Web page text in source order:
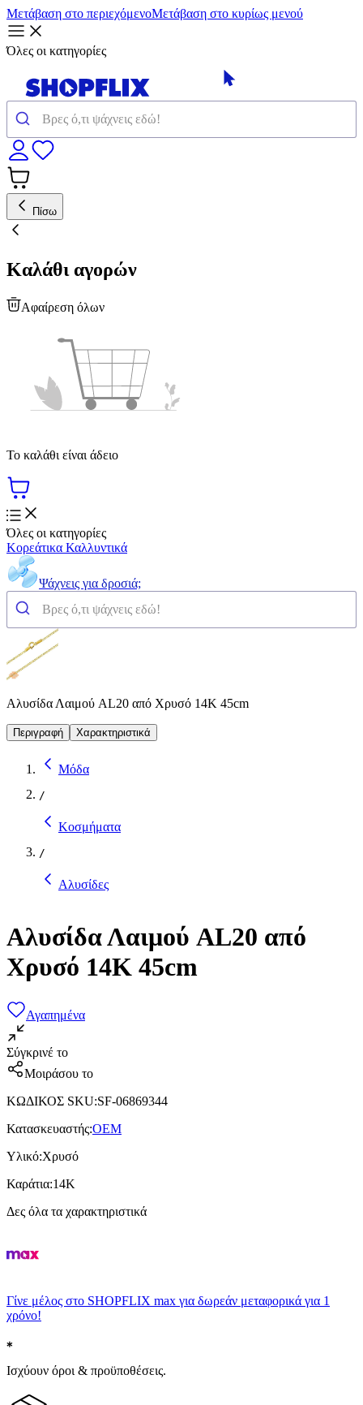
Μετάβαση στο περιεχόμενοΜετάβαση στο κυρίως μενού
Όλες οι κατηγορίες
Πίσω
Καλάθι αγορών
Αφαίρεση όλων
Το καλάθι είναι άδειο
Όλες οι κατηγορίες
Κορεάτικα Καλλυντικά
Ψάχνεις για δροσιά;
Αλυσίδα Λαιμού AL20 από Χρυσό 14K 45cm
Περιγραφή Χαρακτηριστικά
Μόδα
/
Κοσμήματα
/
Αλυσίδες
Αλυσίδα Λαιμού AL20 από
Χρυσό 14K 45cm
Αγαπημένα
Σύγκρινέ το
Μοιράσου το
ΚΩΔΙΚΟΣ SKU:SF-06869344
Κατασκευαστής:OEM
Υλικό:Χρυσό
Καράτια:14Κ
Δες όλα τα χαρακτηριστικά
Γίνε μέλος στο SHOPFLIX max για δωρεάν μεταφορικά για 1
χρόνο!
Ισχύουν όροι & προϋποθέσεις.